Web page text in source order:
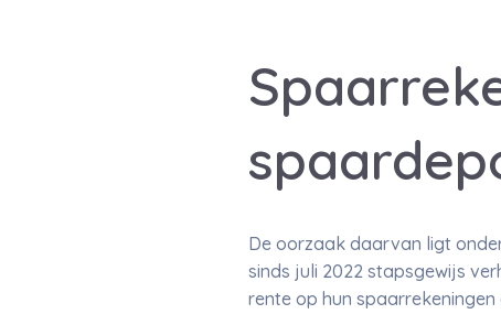
De oorzaak daarvan ligt
sinds juli 2022 stapsgewijs
rente op hun